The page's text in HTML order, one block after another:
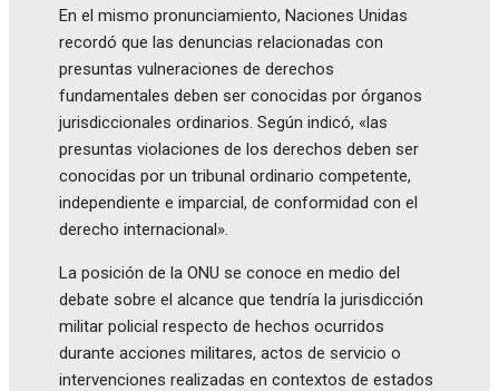
En el mismo pronunciamiento, Naciones Unidas
recordó que las denuncias relacionadas con
presuntas vulneraciones de derechos
fundamentales deben ser conocidas por órganos
jurisdiccionales ordinarios. Según indicó, «las
presuntas violaciones de los derechos deben ser
conocidas por un tribunal ordinario competente,
independiente e imparcial, de conformidad con el
derecho internacional».
La posición de la ONU se conoce en medio del
debate sobre el alcance que tendría la jurisdicción
militar policial respecto de hechos ocurridos
durante acciones militares, actos de servicio o
intervenciones realizadas en contextos de estados